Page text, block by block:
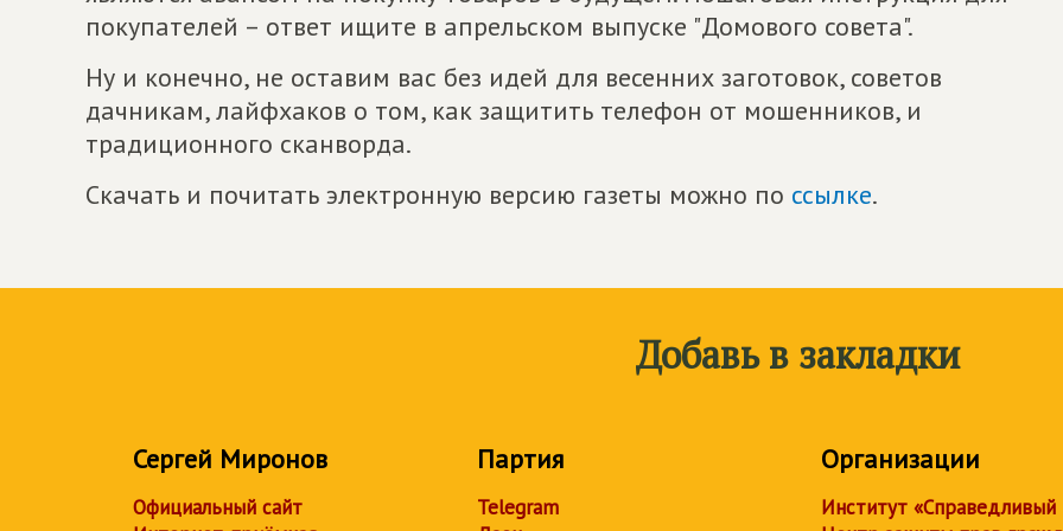
покупателей – ответ ищите в апрельском выпуске "Домового совета".
Ну и конечно, не оставим вас без идей для весенних заготовок, советов
дачникам, лайфхаков о том, как защитить телефон от мошенников, и
традиционного сканворда.
Скачать и почитать электронную версию газеты можно по ссылке.
Добавь в закладки
Сергей Миронов
Официальный сайт
Партия
Telegram
Организации
Институт «Справедливый